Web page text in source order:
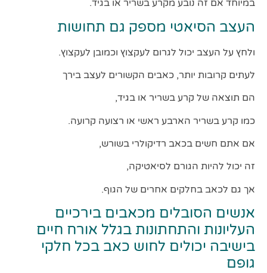
במיוחד אם זה נובע מקרע בשריר או בגיד.
העצב הסיאטי מספק גם תחושות
ולחץ על העצב יכול לגרום לעקצוץ וכמובן לעקצוץ.
לעתים קרובות יותר, כאבים הקשורים לעצב בירך
הם תוצאה של קרע בשריר או בגיד,
כמו קרע בשריר הארבע ראשי או רצועה קרועה.
אם אתם חשים בכאב רדיקולרי בשורש,
זה יכול להיות הגורם לסיאטיקה,
אך גם לכאב בחלקים אחרים של הגוף.
אנשים הסובלים מכאבים בירכיים
העליונות והתחתונות בגלל אורח חיים
בישיבה יכולים לחוש כאב בכל חלקי
גופם